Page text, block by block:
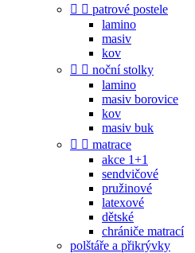
  patrové postele
lamino
masiv
kov
  noční stolky
lamino
masiv borovice
kov
masiv buk
  matrace
akce 1+1
sendvičové
pružinové
latexové
dětské
chrániče matrací
polštáře a přikrývky